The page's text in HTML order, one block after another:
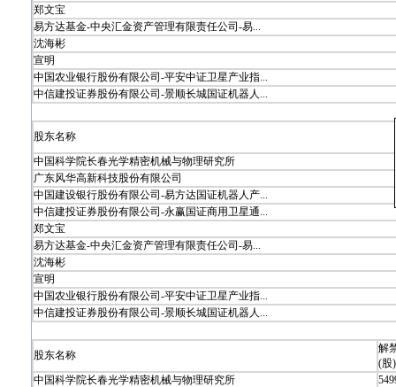
郑文宝
易方达基金-中央汇金资产管理有限责任公司-易...
沈海彬
宣明
中国农业银行股份有限公司-平安中证卫星产业指...
中信建投证券股份有限公司-景顺长城国证机器人...
股东名称
中国科学院长春光学精密机械与物理研究所
广东风华高新科技股份有限公司
中国建设银行股份有限公司-易方达国证机器人产...
中信建投证券股份有限公司-永赢国证商用卫星通...
郑文宝
易方达基金-中央汇金资产管理有限责任公司-易...
沈海彬
宣明
中国农业银行股份有限公司-平安中证卫星产业指...
中信建投证券股份有限公司-景顺长城国证机器人...
股东名称
解
(股)
中国科学院长春光学精密机械与物理研究所